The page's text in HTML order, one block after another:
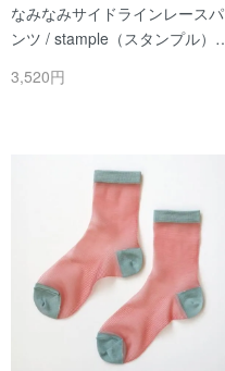
なみなみサイドラインレースパ
ンツ / stample（スタンプル） /
3,520円